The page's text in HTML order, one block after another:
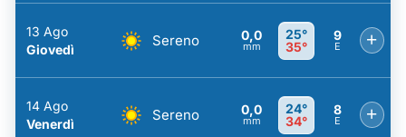
13 Ago
Giovedì
Sereno 0,0
mm
25°
35°
9
E +
14 Ago
Venerdì
Sereno 0,0
mm
24°
34°
8
E +